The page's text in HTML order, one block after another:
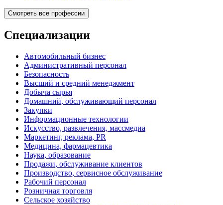
Смотреть все профессии
Специализации
Автомобильный бизнес
Административный персонал
Безопасность
Высший и средний менеджмент
Добыча сырья
Домашний, обслуживающий персонал
Закупки
Информационные технологии
Искусство, развлечения, массмедиа
Маркетинг, реклама, PR
Медицина, фармацевтика
Наука, образование
Продажи, обслуживание клиентов
Производство, сервисное обслуживание
Рабочий персонал
Розничная торговля
Сельское хозяйство